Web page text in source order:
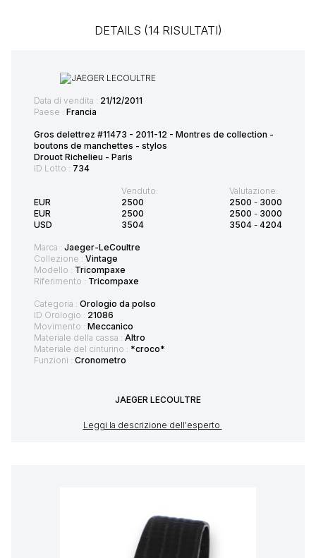
DETAILS (14 RISULTATI)
Data di vendita : 21/12/2011
Paese : Francia
Gros delettrez #11473 - 2011-12 - Montres de collection -
boutons de manchettes - stylos
Drouot Richelieu - Paris
ID Lotto : 734
EUR
EUR
USD
Venduto:
2500
2500
3504
Valutazione:
2500 - 3000
2500 - 3000
3504 - 4204
Marca : Jaeger-LeCoultre
Collezione : Vintage
Modello : Tricompaxe
Riferimento : Tricompaxe
Categoria : Orologio da polso
ID Orologio : 21086
Movimento : Meccanico
Materiale della cassa : Altro
Materiale del cinturino : *croco*
Funzioni : Cronometro
JAEGER LECOULTRE
Leggi la descrizione dell'esperto